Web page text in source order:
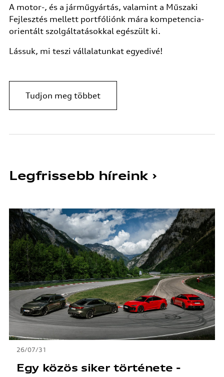
A motor-, és a járműgyártás, valamint a Műszaki
Fejlesztés mellett portfóliónk mára kompetencia-
orientált szolgáltatásokkal egészült ki.
Lássuk, mi teszi vállalatunkat egyedivé!
Tudjon meg többet
Legfrissebb híreink ›
26/07/31
Egy közös siker története -